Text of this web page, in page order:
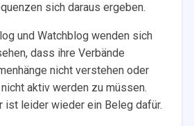
sich daraus ergeben.
und Watchblog wenden sich
dass ihre Verbände
nicht verstehen oder
aktiv werden zu müssen.
ist leider wieder ein Beleg dafür.